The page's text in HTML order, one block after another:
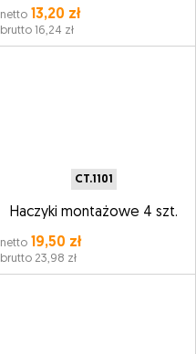
netto13,20 zł
brutto 16,24 zł
CT.1101
Haczyki montażowe 4 szt.
netto19,50 zł
brutto 23,98 zł